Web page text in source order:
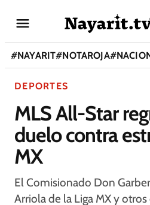
#NAYARIT#NOTAROJA#
DEPORTES
MLS All-Star
duelo contra
MX
El Comisionado Don
Arriola de la Liga MX y